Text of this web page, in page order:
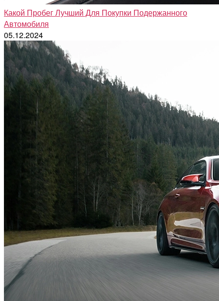
Какой Пробег Лучший Для Покупки Подержанного
Автомобиля
05.12.2024